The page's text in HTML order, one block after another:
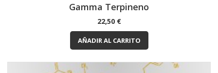
Gamma Terpineno
Precio
22,50 €
AÑADIR AL CARRITO